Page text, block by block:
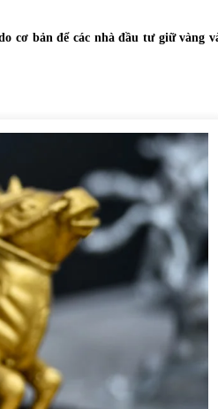
khoán ngày 12/10/2021: Top 10 cổ
cơ bản để các nhà đầu tư giữ vàng